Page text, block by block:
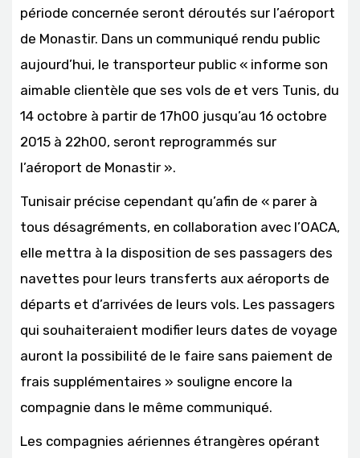
période concernée seront déroutés sur l’aéroport
de Monastir. Dans un communiqué rendu public
aujourd’hui, le transporteur public « informe son
aimable clientèle que ses vols de et vers Tunis, du
14 octobre à partir de 17h00 jusqu’au 16 octobre
2015 à 22h00, seront reprogrammés sur
l’aéroport de Monastir ».
Tunisair précise cependant qu’afin de « parer à
tous désagréments, en collaboration avec l’OACA,
elle mettra à la disposition de ses passagers des
navettes pour leurs transferts aux aéroports de
départs et d’arrivées de leurs vols. Les passagers
qui souhaiteraient modifier leurs dates de voyage
auront la possibilité de le faire sans paiement de
frais supplémentaires » souligne encore la
compagnie dans le même communiqué.
Les compagnies aériennes étrangères opérant